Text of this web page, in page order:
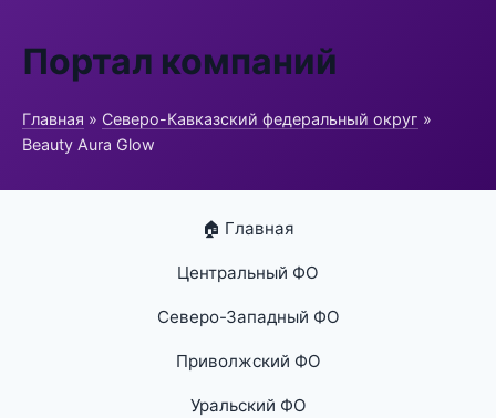
Портал компаний
Главная » Северо-Кавказский федеральный округ »
Beauty Aura Glow
🏠 Главная
Центральный ФО
Северо-Западный ФО
Приволжский ФО
Уральский ФО